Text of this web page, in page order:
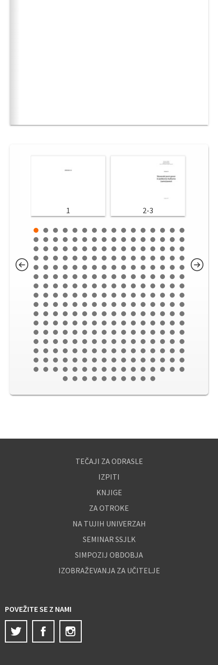
1 2-3
TEČAJI ZA ODRASLE
IZPITI
KNJIGE
ZA OTROKE
NA TUJIH UNIVERZAH
SEMINAR SSJLK
SIMPOZIJ OBDOBJA
IZOBRAŽEVANJA ZA UČITELJE
POVEŽITE SE Z NAMI
Twitter
Facebook